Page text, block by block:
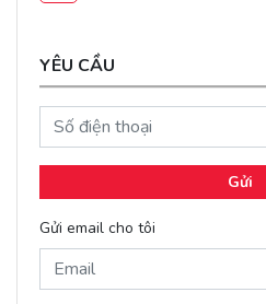
YÊU CẦU
Gửi
Gửi email cho tôi